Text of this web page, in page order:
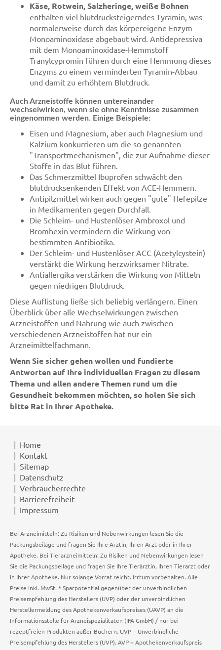
Käse, Rotwein, Salzheringe, weiße Bohnen
enthalten viel blutdrucksteigerndes Tyramin, was
normalerweise durch das körpereigene Enzym
Monoaminoxidase abgebaut wird. Antidepressiva
mit dem Monoaminoxidase-Hemmstoff
Tranylcypromin führen durch eine Hemmung dieses
Enzyms zu einem verminderten Tyramin-Abbau
und damit zu erhöhtem Blutdruck.
Auch Arzneistoffe können untereinander
wechselwirken, wenn sie ohne Kenntnisse zusammen
eingenommen werden. Einige Beispiele:
Eisen und Magnesium, aber auch Magnesium und
Kalzium konkurrieren um die so genannten
"Transportmechanismen", die zur Aufnahme dieser
Stoffe in das Blut führen.
Das Schmerzmittel Ibuprofen schwächt den
blutdrucksenkenden Effekt von ACE-Hemmern.
Antipilzmittel wirken auch gegen "gute" Hefepilze
in Medikamenten gegen Durchfall.
Die Schleim- und Hustenlöser Ambroxol und
Bromhexin vermindern die Wirkung von
bestimmten Antibiotika.
Der Schleim- und Hustenlöser ACC (Acetylcystein)
verstärkt die Wirkung herzwirksamer Nitrate.
Antiallergika verstärken die Wirkung von Mitteln
gegen niedrigen Blutdruck.
Diese Auflistung ließe sich beliebig verlängern. Einen
Überblick über alle Wechselwirkungen zwischen
Arzneistoffen und Nahrung wie auch zwischen
verschiedenen Arzneistoffen hat nur ein
Arzneimittelfachmann.
Wenn Sie sicher gehen wollen und fundierte
Antworten auf Ihre individuellen Fragen zu diesem
Thema und allen andere Themen rund um die
Gesundheit bekommen möchten, so holen Sie sich
bitte Rat in Ihrer Apotheke.
Home
Kontakt
Sitemap
Datenschutz
Verbraucherrechte
Barrierefreiheit
Impressum
Bei Arzneimitteln: Zu Risiken und Nebenwirkungen lesen Sie die
Packungsbeilage und fragen Sie Ihre Ärztin, Ihren Arzt oder in Ihrer
Apotheke. Bei Tierarzneimitteln: Zu Risiken und Nebenwirkungen lesen
Sie die Packungsbeilage und fragen Sie Ihre Tierärztin, Ihren Tierarzt oder
in Ihrer Apotheke. Nur solange Vorrat reicht. Irrtum vorbehalten. Alle
Preise inkl. MwSt. * Sparpotential gegenüber der unverbindlichen
Preisempfehlung des Herstellers (UVP) oder der unverbindlichen
Herstellermeldung des Apothekenverkaufspreises (UAVP) an die
Informationsstelle für Arzneispezialitäten (IFA GmbH) / nur bei
rezeptfreien Produkten außer Büchern. UVP = Unverbindliche
Preisempfehlung des Herstellers (UVP). AVP = Apothekenverkaufspreis